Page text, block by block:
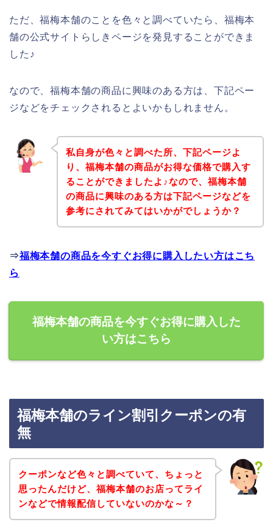
ただ、福梅本舗のことを色々と調べていたら、福梅本
舗の公式サイトらしきページを発見することができま
した♪
なので、福梅本舗の商品に興味のある方は、下記ペー
ジなどをチェックされるとよいかもしれません。
私自身が色々と調べた所、下記ページよ
り、福梅本舗の商品がお得な価格で購入す
ることができましたよ♪なので、福梅本舗
の商品に興味のある方は下記ページなどを
参考にされてみてはいかがでしょうか？
⇒福梅本舗の商品を今すぐお得に購入したい方はこち
ら
福梅本舗の商品を今すぐお得に購入した
い方はこちら
福梅本舗のライン割引クーポンの有
無
クーポンなど色々と調べていて、ちょっと
思ったんだけど、福梅本舗のお店ってライ
ンなどで情報配信していないのかな～？